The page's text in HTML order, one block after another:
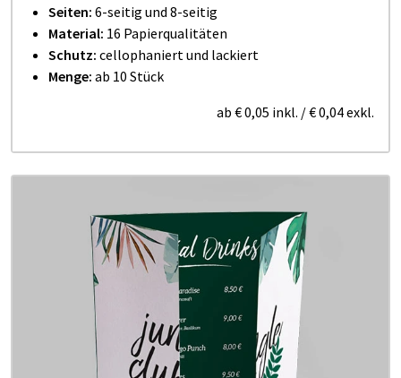
Seiten: 6-seitig und 8-seitig
Material: 16 Papierqualitäten
Schutz: cellophaniert und lackiert
Menge: ab 10 Stück
ab € 0,05 inkl. /€ 0,04exkl.